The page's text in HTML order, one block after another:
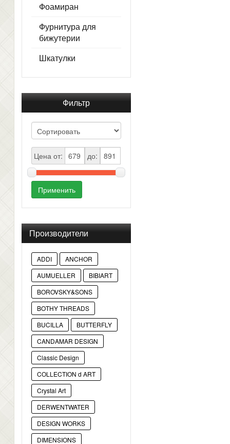
Фоамиран
Фурнитура для
бижутерии
Шкатулки
Фильтр
Цена от: до:
Применить
Производители
ADDI
ANCHOR
AUMUELLER
BIBIART
BOROVSKY&SONS
BOTHY THREADS
BUCILLA
BUTTERFLY
CANDAMAR DESIGN
Classic Design
COLLECTION d ART
Crystal Art
DERWENTWATER
DESIGN WORKS
DIMENSIONS